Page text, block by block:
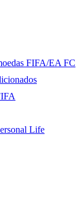
FIFA/EA FC
Life